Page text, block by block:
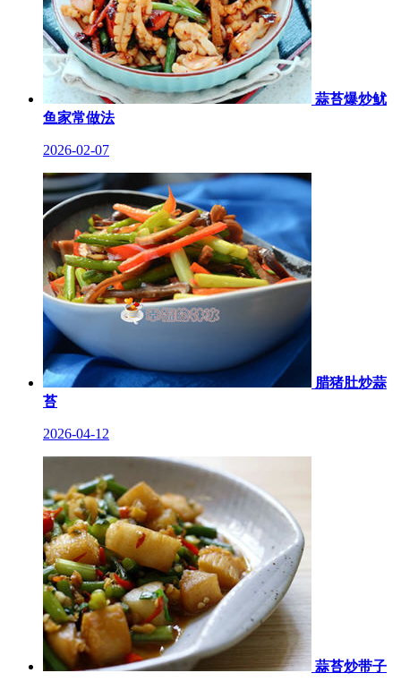
蒜苔爆炒鱿
鱼家常做法
2026-02-07
腊猪肚炒蒜
苔
2026-04-12
蒜苔炒带子